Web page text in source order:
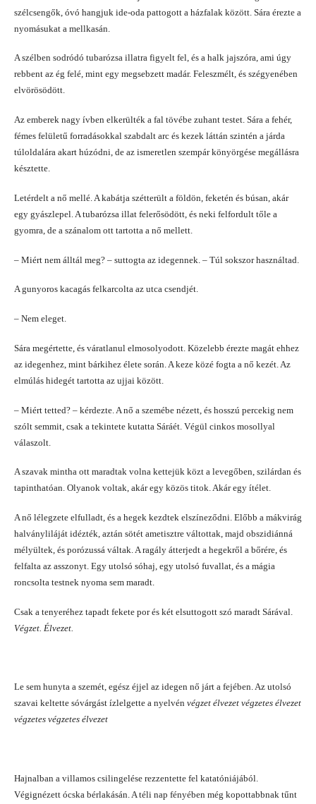
szélcsengők, óvó hangjuk ide-oda pattogott a házfalak között. Sára érezte a
nyomásukat a mellkasán.
A szélben sodródó tubarózsa illatra figyelt fel, és a halk jajszóra, ami úgy
rebbent az ég felé, mint egy megsebzett madár. Feleszmélt, és szégyenében
elvörösödött.
Az emberek nagy ívben elkerülték a fal tövébe zuhant testet. Sára a fehér,
fémes felületű forradásokkal szabdalt arc és kezek láttán szintén a járda
túloldalára akart húzódni, de az ismeretlen szempár könyörgése megállásra
késztette.
Letérdelt a nő mellé. A kabátja szétterült a földön, feketén és búsan, akár
egy gyászlepel. A tubarózsa illat felerősödött, és neki felfordult tőle a
gyomra, de a szánalom ott tartotta a nő mellett.
– Miért nem álltál meg? – suttogta az idegennek. – Túl sokszor használtad.
A gunyoros kacagás felkarcolta az utca csendjét.
– Nem eleget.
Sára megértette, és váratlanul elmosolyodott. Közelebb érezte magát ehhez
az idegenhez, mint bárkihez élete során. A keze közé fogta a nő kezét. Az
elmúlás hidegét tartotta az ujjai között.
– Miért tetted? – kérdezte. A nő a szemébe nézett, és hosszú percekig nem
szólt semmit, csak a tekintete kutatta Sáráét. Végül cinkos mosollyal
válaszolt.
A szavak mintha ott maradtak volna kettejük közt a levegőben, szilárdan és
tapinthatóan. Olyanok voltak, akár egy közös titok. Akár egy ítélet.
A nő lélegzete elfulladt, és a hegek kezdtek elszíneződni. Előbb a mákvirág
halványliláját idézték, aztán sötét ametisztre váltottak, majd obszidiánná
mélyültek, és porózussá váltak. A ragály átterjedt a hegekről a bőrére, és
felfalta az asszonyt. Egy utolsó sóhaj, egy utolsó fuvallat, és a mágia
roncsolta testnek nyoma sem maradt.
Csak a tenyeréhez tapadt fekete por és két elsuttogott szó maradt Sárával.
Végzet. Élvezet.
Le sem hunyta a szemét, egész éjjel az idegen nő járt a fejében. Az utolsó
szavai keltette sóvárgást ízlelgette a nyelvén végzet élvezet végzetes élvezet
végzetes végzetes élvezet
Hajnalban a villamos csilingelése rezzentette fel katatóniájából.
Végignézett ócska bérlakásán. A téli nap fényében még kopottabbnak tűnt